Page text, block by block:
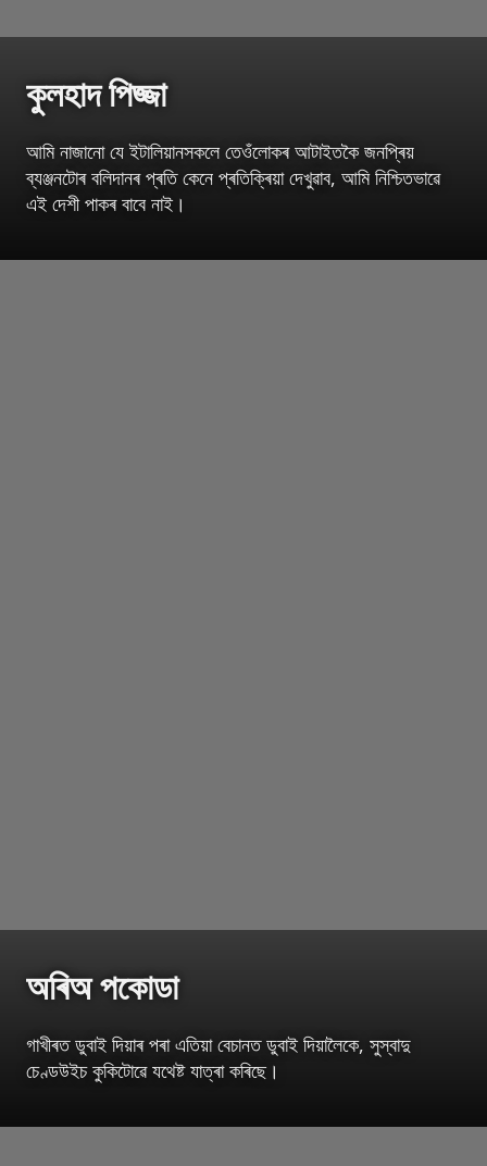
কুলহাদ পিজ্জা
আমি নাজানো যে ইটালিয়ানসকলে তেওঁলোকৰ আটাইতকৈ জনপ্ৰিয়
ব্যঞ্জনটোৰ বলিদানৰ প্ৰতি কেনে প্ৰতিক্ৰিয়া দেখুৱাব, আমি নিশ্চিতভাৱে
এই দেশী পাকৰ বাবে নাই।
অৰিঅ পকোডা
গাখীৰত ডুবাই দিয়াৰ পৰা এতিয়া বেচানত ডুবাই দিয়ালৈকে, সুস্বাদু
চেণ্ডউইচ কুকিটোৱে যথেষ্ট যাত্ৰা কৰিছে।